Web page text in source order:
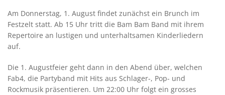
Am Donnerstag, 1. August findet zunächst ein Brunch im
Festzelt statt. Ab 15 Uhr tritt die Bam Bam Band mit ihrem
Repertoire an lustigen und unterhaltsamen Kinderliedern
auf.
Die 1. Augustfeier geht dann in den Abend über, welchen
Fab4, die Partyband mit Hits aus Schlager-, Pop- und
Rockmusik präsentieren. Um 22:00 Uhr folgt ein grosses